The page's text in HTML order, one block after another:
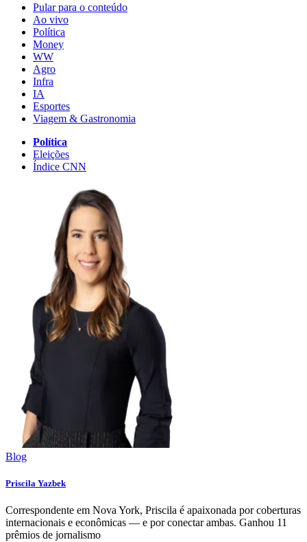
Pular para o conteúdo
Ao vivo
Política
Money
WW
Agro
Infra
IA
Esportes
Viagem & Gastronomia
Política
Eleições
Índice CNN
Blog
Priscila Yazbek
Correspondente em Nova York, Priscila é apaixonada por coberturas
internacionais e econômicas — e por conectar ambas. Ganhou 11
prêmios de jornalismo